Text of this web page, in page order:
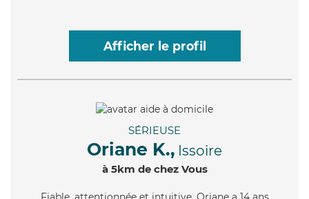
Afficher le profil
SÉRIEUSE
Oriane K., Issoire
à 5km de chez Vous